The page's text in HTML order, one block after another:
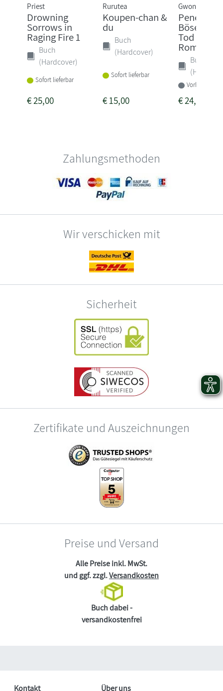
Priest
Drowning
Sorrows in
Raging Fire 1
Buch
(Hardcover)
Sofort lieferbar
€25,00
Rurutea
Koupen-chan &
du
Buch
(Hardcover)
Sofort lieferbar
€15,00
Gwon Gyeoeul
Penelope
Böse ist
Tod
Rom...
Buch
Vorbestellbar
€24,00
Zahlungsmethoden
Wir verschicken mit
Sicherheit
Zertifikate und Auszeichnungen
Preise und Versand
Alle Preise inkl. MwSt.
und ggf. zzgl.Versandkosten
Buch dabei -
versandkostenfrei
Kontakt Über uns